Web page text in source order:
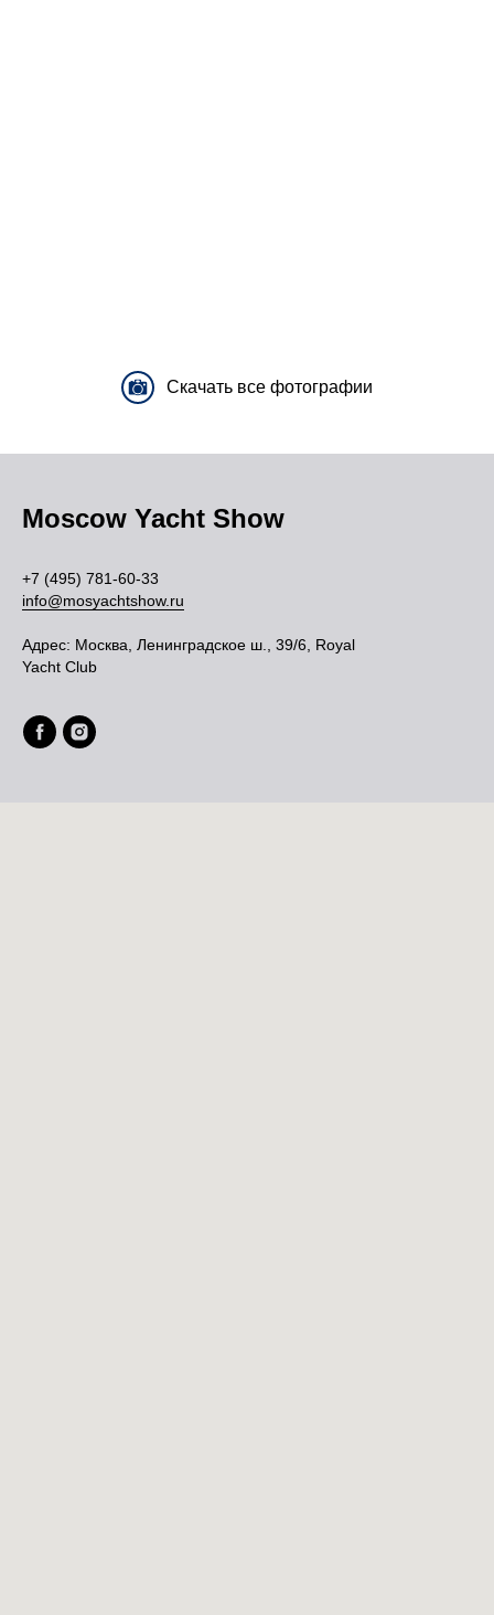
Скачать все фотографии
Moscow Yacht Show
+7 (495) 781-60-33
info@mosyachtshow.ru
Адрес: Москва, Ленинградское ш., 39/6, Royal
Yacht Club